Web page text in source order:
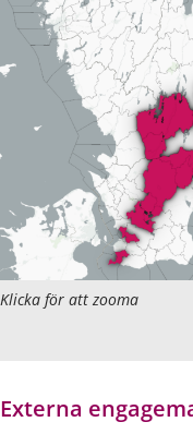
Klicka för att zooma
Externa